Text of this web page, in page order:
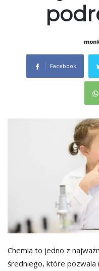
Facebook
Chemia to jedno z
średniego, które pozwala